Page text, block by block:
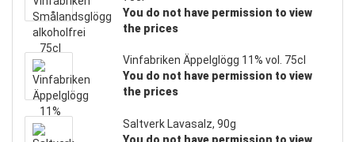
You do not have permission to view
the prices
Vinfabriken Äppelglögg 11% vol. 75cl
You do not have permission to view
the prices
Saltverk Lavasalz, 90g